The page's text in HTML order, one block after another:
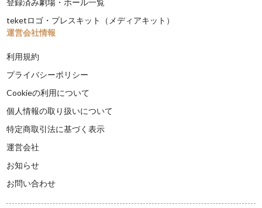
登録済み劇場・ホール一覧
teketロゴ・プレスキット（メディアキット）
運営会社情報
利用規約
プライバシーポリシー
Cookieの利用について
個人情報の取り扱いについて
特定商取引法に基づく表示
運営会社
お知らせ
お問い合わせ